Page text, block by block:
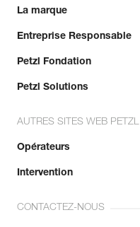
La marque
Entreprise Responsable
Petzl Fondation
Petzl Solutions
AUTRES SITES WEB PETZL
Opérateurs
Intervention
CONTACTEZ-NOUS